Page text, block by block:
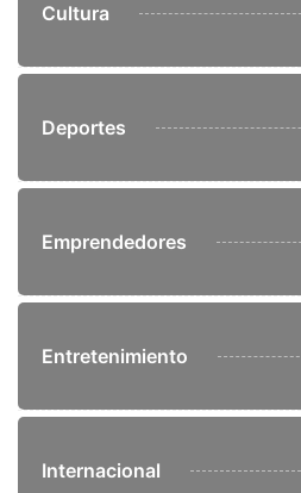
Cultura
Deportes
Emprendedores
Entretenimiento
Internacional